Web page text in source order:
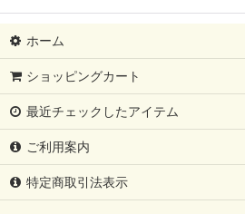
ホーム
ショッピングカート
最近チェックしたアイテム
ご利用案内
特定商取引法表示